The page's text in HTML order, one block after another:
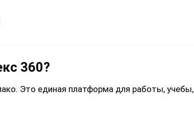
360?
Это единая платформа для работы, учебы,